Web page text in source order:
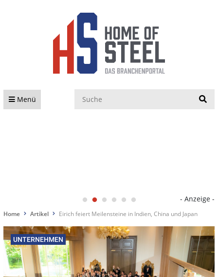
Menü
- Anzeige -
Home Artikel Eirich feiert Meilensteine in Indien, China und Japan
UNTERNEHMEN